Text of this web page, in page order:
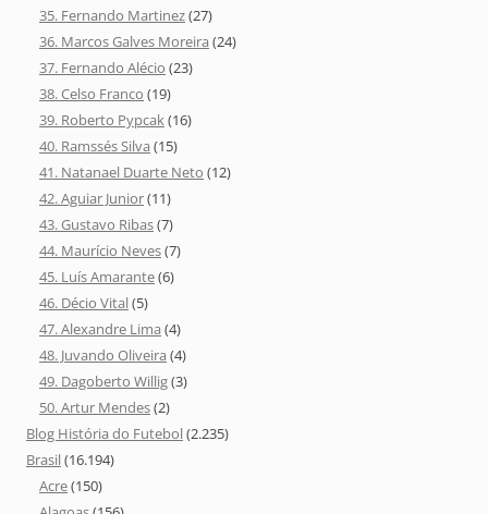
35. Fernando Martinez(27)
36. Marcos Galves Moreira (24)
37. Fernando Alécio (23)
38. Celso Franco (19)
39. Roberto Pypcak(16)
40. Ramssés Silva (15)
41. Natanael Duarte Neto (12)
42. Aguiar Junior(11)
43. Gustavo Ribas(7)
44. Maurício Neves(7)
45. Luís Amarante(6)
46. Décio Vital(5)
47. Alexandre Lima (4)
48. Juvando Oliveira (4)
49. Dagoberto Willig(3)
50. Artur Mendes(2)
Blog História do Futebol(2.235)
Brasil(16.194)
Acre(150)